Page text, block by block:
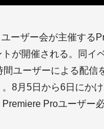
ユーザー会が主催する
が開催される。同イ
間ユーザーによる配信
8月5日から6日にか
Proユーザー